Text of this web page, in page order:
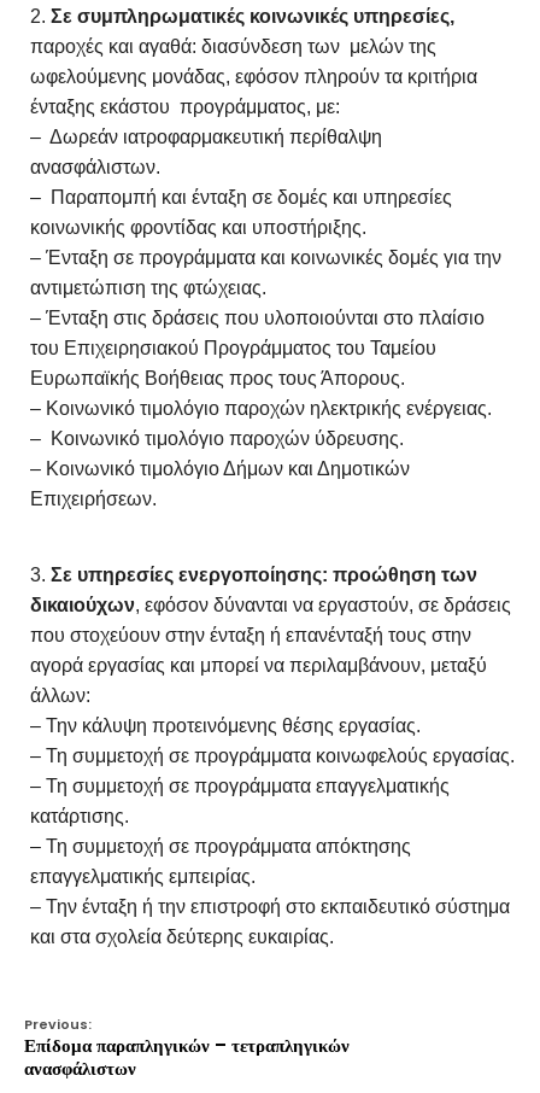
Σε συμπληρωματικές κοινωνικές υπηρεσίες,
παροχές και αγαθά: διασύνδεση των μελών της
ωφελούμενης μονάδας, εφόσον πληρούν τα κριτήρια
ένταξης εκάστου προγράμματος, με:
– Δωρεάν ιατροφαρμακευτική περίθαλψη
ανασφάλιστων.
– Παραπομπή και ένταξη σε δομές και υπηρεσίες
κοινωνικής φροντίδας και υποστήριξης.
– Ένταξη σε προγράμματα και κοινωνικές δομές για την
αντιμετώπιση της φτώχειας.
– Ένταξη στις δράσεις που υλοποιούνται στο πλαίσιο
του Επιχειρησιακού Προγράμματος του Ταμείου
Ευρωπαϊκής Βοήθειας προς τους Άπορους.
– Κοινωνικό τιμολόγιο παροχών ηλεκτρικής ενέργειας.
– Κοινωνικό τιμολόγιο παροχών ύδρευσης.
– Κοινωνικό τιμολόγιο Δήμων και Δημοτικών
Επιχειρήσεων.
Σε υπηρεσίες ενεργοποίησης: προώθηση των
δικαιούχων, εφόσον δύνανται να εργαστούν, σε δράσεις
που στοχεύουν στην ένταξη ή επανένταξή τους στην
αγορά εργασίας και μπορεί να περιλαμβάνουν, μεταξύ
άλλων:
– Την κάλυψη προτεινόμενης θέσης εργασίας.
– Τη συμμετοχή σε προγράμματα κοινωφελούς εργασίας.
– Τη συμμετοχή σε προγράμματα επαγγελματικής
κατάρτισης.
– Τη συμμετοχή σε προγράμματα απόκτησης
επαγγελματικής εμπειρίας.
– Την ένταξη ή την επιστροφή στο εκπαιδευτικό σύστημα
και στα σχολεία δεύτερης ευκαιρίας.
Previous:
Επίδομα παραπληγικών – τετραπληγικών
ανασφάλιστων